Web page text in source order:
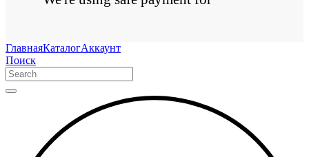
ГлавнаяКаталогАккаунт
Поиск